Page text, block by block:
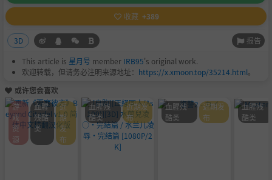
收藏 +389
3D 报告
This article is 星月号 member IRB95's original work.
欢迎转载，但请务必注明来源地址： https://x.xmoon.top/35214.html。
或许您会喜欢
游
戏
资
源
血腥
残酷
类
近
期
发
布
血腥残
酷类
近期发
布
血腥残
酷类
近期发
布
血腥残
酷类